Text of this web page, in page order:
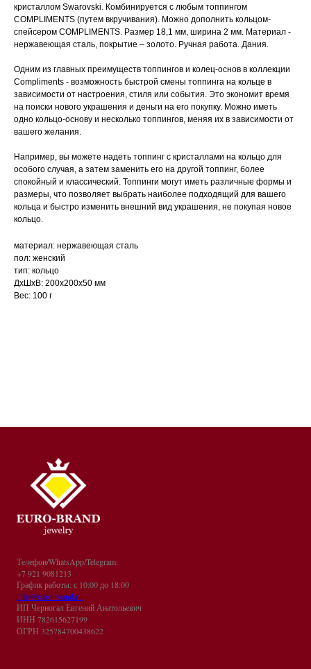
кристаллом Swarovski. Комбинируется с любым топпингом
COMPLIMENTS (путем вкручивания). Можно дополнить кольцом-
спейсером COMPLIMENTS. Размер 18,1 мм, ширина 2 мм. Материал -
нержавеющая сталь, покрытие – золото. Ручная работа. Дания.
Одним из главных преимуществ топпингов и колец-основ в коллекции
Compliments - возможность быстрой смены топпинга на кольце в
зависимости от настроения, стиля или события. Это экономит время
на поиски нового украшения и деньги на его покупку. Можно иметь
одно кольцо-основу и несколько топпингов, меняя их в зависимости от
вашего желания.
Например, вы можете надеть топпинг с кристаллами на кольцо для
особого случая, а затем заменить его на другой топпинг, более
спокойный и классический. Топпинги могут иметь различные формы и
размеры, что позволяет выбрать наиболее подходящий для вашего
кольца и быстро изменить внешний вид украшения, не покупая новое
кольцо.
материал: нержавеющая сталь
пол: женский
тип: кольцо
ДxШxВ: 200x200x50 мм
Вес: 100 г
Телефон/WhatsApp/Telegram:
+7 921 9081213
График работы: с 10:00 до 18:00
info@euro-brand.ru
ИП Черногал Евгений Анатольевич
ИНН 782615627199
ОГРН 325784700438622